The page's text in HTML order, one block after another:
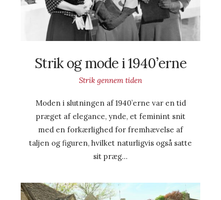
Strik og mode i 1940’erne
Strik gennem tiden
Moden i slutningen af 1940’erne var en tid
præget af elegance, ynde, et feminint snit
med en forkærlighed for fremhævelse af
taljen og figuren, hvilket naturligvis også satte
sit præg…